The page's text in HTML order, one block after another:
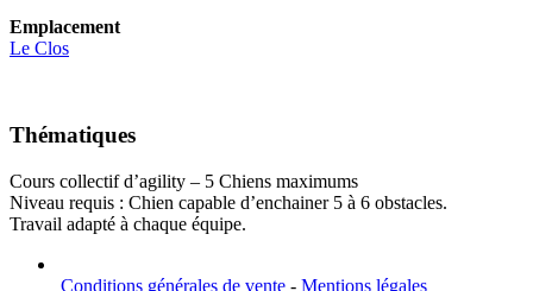
Emplacement
Le Clos
Thématiques
Cours collectif d’agility – 5 Chiens maximums
Niveau requis : Chien capable d’enchainer 5 à 6 obstacles.
Travail adapté à chaque équipe.
Conditions générales de vente - Mentions légales